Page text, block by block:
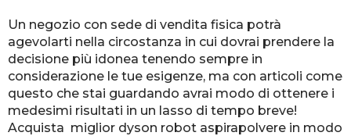
Un negozio con sede di vendita fisica potrà
agevolarti nella circostanza in cui dovrai prendere la
decisione più idonea tenendo sempre in
considerazione le tue esigenze, ma con articoli come
questo che stai guardando avrai modo di ottenere i
medesimi risultati in un lasso di tempo breve!
Acquista miglior dyson robot aspirapolvere in modo